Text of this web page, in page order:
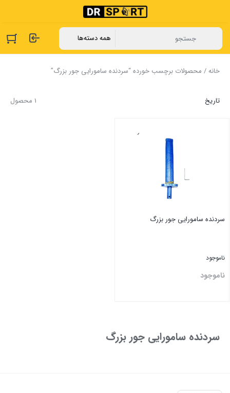
خانه/ محصولات برچسب خورده “سردنده سامورایی جور بزرگ”
1 محصول تاریخ
سردنده سامورایی جور بزرگ
ناموجود
ناموجود
سردنده سامورایی جور بزرگ